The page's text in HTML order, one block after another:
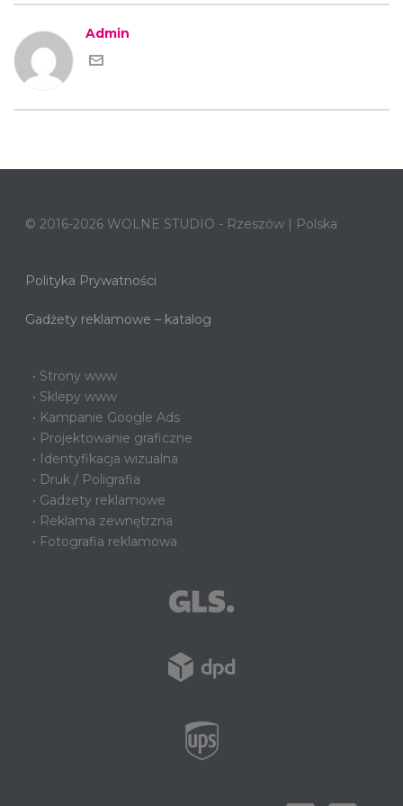
Admin
© 2016-2026 WOLNE STUDIO - Rzeszów | Polska
Polityka Prywatności
Gadżety reklamowe – katalog
• Strony www
• Sklepy www
• Kampanie Google Ads
• Projektowanie graficzne
• Identyfikacja wizualna
• Druk / Poligrafia
• Gadżety reklamowe
• Reklama zewnętrzna
• Fotografia reklamowa